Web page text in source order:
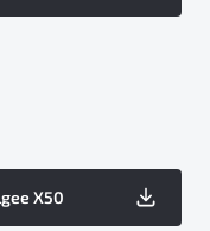
X50